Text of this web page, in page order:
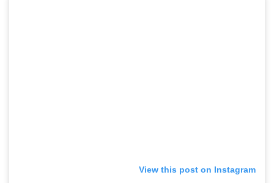
View this post on Instagram